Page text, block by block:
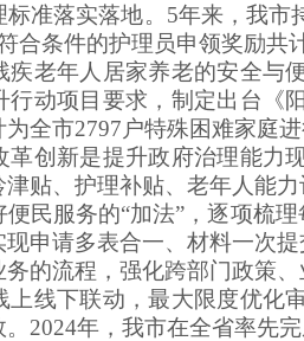
准落实落地。5年来，我
合条件的护理员申领奖励共
年人居家养老的安全与
行动项目要求，制定出台《
全市2797户特殊困难家庭
新是提升政府治理能力
贴、护理补贴、老年人能
民服务的“加法”，逐项梳
申请多表合一、材料一次
的流程，强化跨部门政策
上线下联动，最大限度优化
2024年，我市在全省率先